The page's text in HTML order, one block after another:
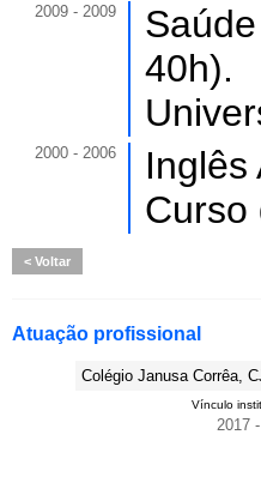
2009 - 2009
40h).
2000 - 2006
Inglês
Curso
Voltar
Atuação profissional
Colégio Janusa Corrêa,
Vínculo
2017